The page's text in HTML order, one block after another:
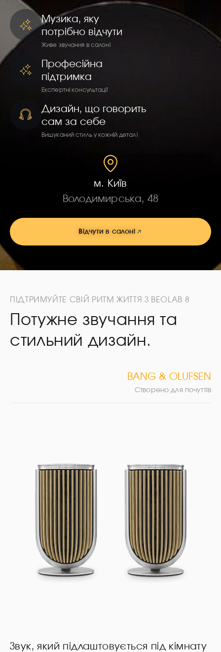
Музика, яку
потрібно відчути
Живе звучання в салоні
Професійна
підтримка
Експертні консультації
Дизайн, що говорить
сам за себе
Вишуканий стиль у кожній деталі
м. Київ
Володимирська, 48
Відчути в салоні
ПІДТРИМУЙТЕ СВІЙ РИТМ ЖИТТЯ З BEOLAB 8
Потужне звучання та
стильний дизайн.
BANG & OLUFSEN
Створено для почуттів
Звук, який підлаштовується під кімнату